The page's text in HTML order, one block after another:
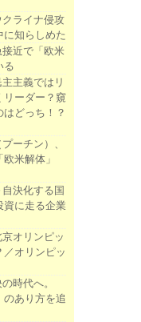
クライナ侵攻
に知らしめた
近で「欧米
る
主義ではリ
リーダー？窺
どっち！？
ーチン）、
米解体」
自決化する国
に走る企業
京オリンピッ
／オリンピッ
時代へ。
のあり方を追